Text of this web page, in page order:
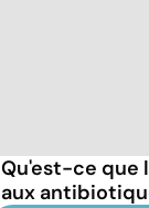
Qu'est-ce que
aux